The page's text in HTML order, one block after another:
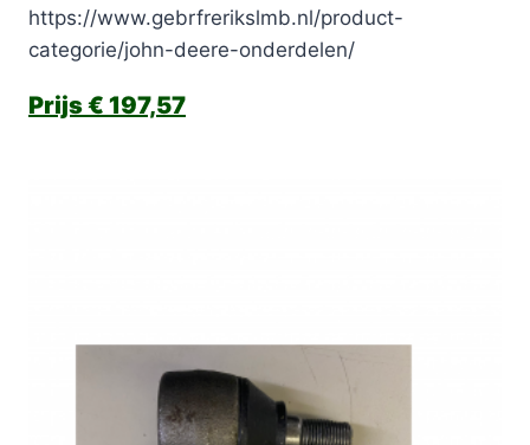
https://www.gebrfrerikslmb.nl/product-
categorie/john-deere-onderdelen/
€ 197,57